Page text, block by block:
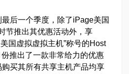
后一个季度，除了iPage美国
节推出其优惠活动外，享
国虚拟虚拟主机”称号的Host
推出了一款非常给力的优惠
买其所有共享主机产品均享